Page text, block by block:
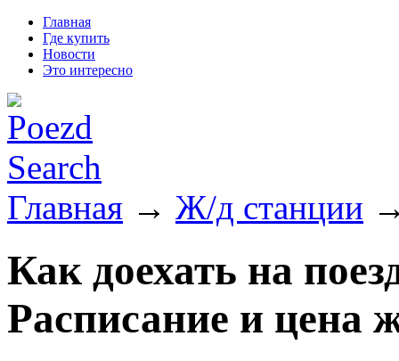
Главная
Где купить
Новости
Это интересно
Главная → Ж/д станции
Как доехать на
Расписание и цена